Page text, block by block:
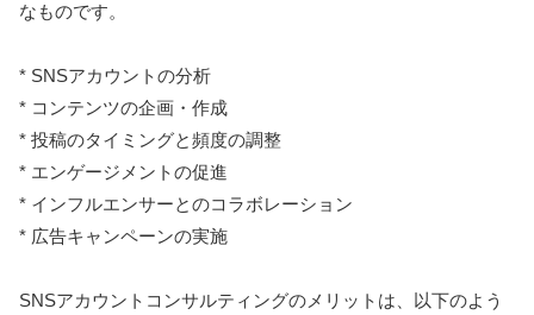
なものです。
* SNSアカウントの分析
* コンテンツの企画・作成
* 投稿のタイミングと頻度の調整
* エンゲージメントの促進
* インフルエンサーとのコラボレーション
* 広告キャンペーンの実施
SNSアカウントコンサルティングのメリットは、以下のよう